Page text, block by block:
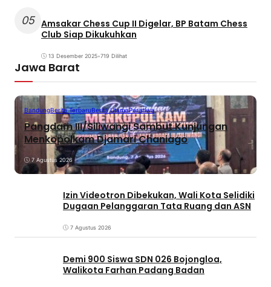
05 Amsakar Chess Cup II Digelar, BP Batam Chess
Club Siap Dikukuhkan
13 Desember 2025•719 Dilihat
Jawa Barat
BandungBerita TerbaruBerita UtamaPeristiwa
Pangdam III/Siliwangi Sambut Kunjungan
Menkopolkam Djamari Chaniago
7 Agustus 2026
Izin Videotron Dibekukan, Wali Kota Selidiki
Dugaan Pelanggaran Tata Ruang dan ASN
7 Agustus 2026
Demi 900 Siswa SDN 026 Bojongloa,
Walikota Farhan Padang Badan